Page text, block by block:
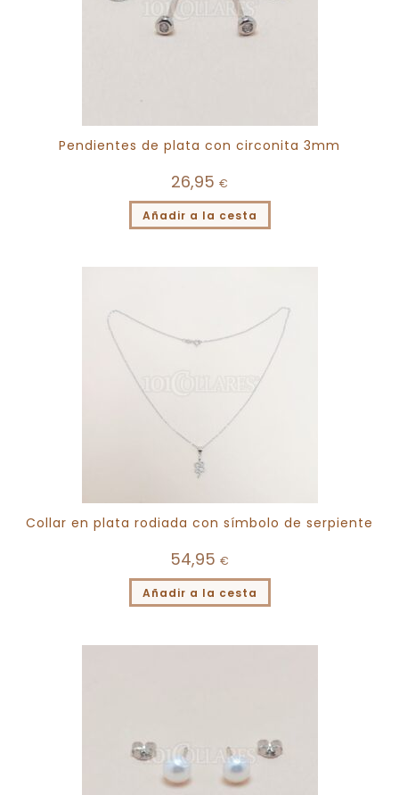
Pendientes de plata con circonita 3mm
26,95 €
Añadir a la cesta
Collar en plata rodiada con símbolo de serpiente
54,95 €
Añadir a la cesta